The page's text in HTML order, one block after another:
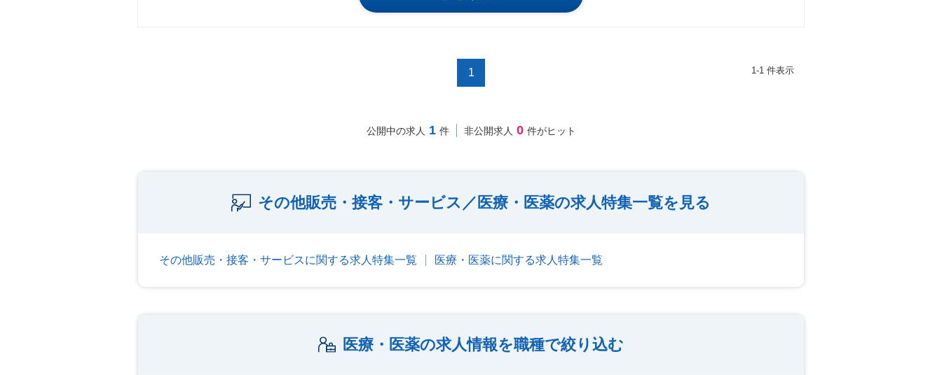
1 1-1 件表示
公開中の求人 1 件 非公開求人 0 件がヒット
その他販売・接客・サービス／医療・医薬の求人特集一覧を見る
その他販売・接客・サービスに関する求人特集一覧 医療・医薬に関する求人特集一覧
医療・医薬の求人情報を職種で絞り込む